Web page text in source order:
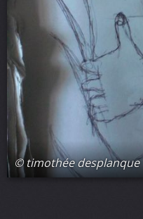
© timothée desplanque